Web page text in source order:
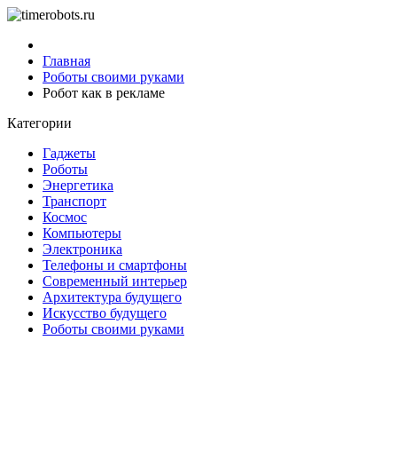
Главная
Роботы своими руками
Робот как в рекламе
Категории
Гаджеты
Роботы
Энергетика
Транспорт
Космос
Компьютеры
Электроника
Телефоны и смартфоны
Современный интерьер
Архитектура будущего
Искусство будущего
Роботы своими руками